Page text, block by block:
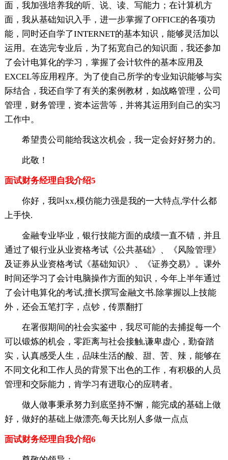
面，我加强培养我的听、说、读、写能力；在计算机方
面，我从基础知识入手，进一步掌握了OFFICE的各项功
能，同时还自学了INTERNET的基本知识，能够灵活加以
运用。在选完专业后，为了拓宽自己的知识面，我还参加
了会计电算化的学习，掌握了会计软件的基本应用及
EXCEL等应用程序。为了使自己所学的专业知识能够与实
际结合，我还自学了有关的案例教材，如战略管理，公司
管理，财务管理，资本运营等，并将其运用到自己的实习
工作中。
希望贵公司能给我这次机会，我一定会好好努力的。
此敬！
面试财务经理自我介绍5
你好，我叫xx,模仿能力强是我的一大特点,学什么都
上手快.
金融专业毕业，银行技能方面的成绩一直不错，并且
通过了银行业从业资格考试《公共基础》、《风险管理》
及证券从业资格考试《基础知识》、《证券交易》。课外
时间还学习了会计电脑操作方面的知识，今年上半年通过
了会计电算化的考试,擅长撰写金融文书.除掌握以上技能
外，还会五笔打字，点钞，传票翻打
在署假期间的社会实鉴中，我尽可能的去捕捉每一个
可以锻炼的机会，零距离与社会接触,谦卑虚心，勤奋踏
实，认真感受人生，品味生活的酸、甜、苦、辣，能够在
不同文化和工作人员的背景下出色的工作，有积极的人员
管理和交际能力，肯学习有进取心的应聘者。
做人做事秉承努力到底坚持不懈，能完成的基础上做
好，做好的基础上做漂亮,每天比别人多做一点点
面试财务经理自我介绍6